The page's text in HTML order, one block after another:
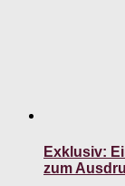
Exklusiv:
zum